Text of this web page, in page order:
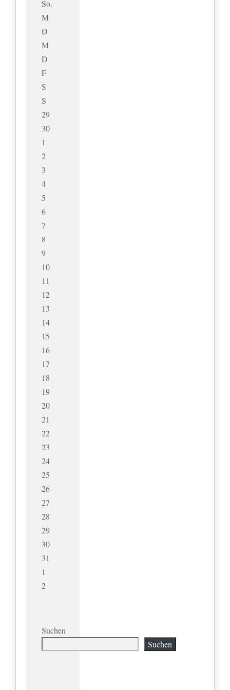
So.
M
D
M
D
F
S
S
29
30
1
2
3
4
5
6
7
8
9
10
11
12
13
14
15
16
17
18
19
20
21
22
23
24
25
26
27
28
29
30
31
1
2
Suchen
Suchen